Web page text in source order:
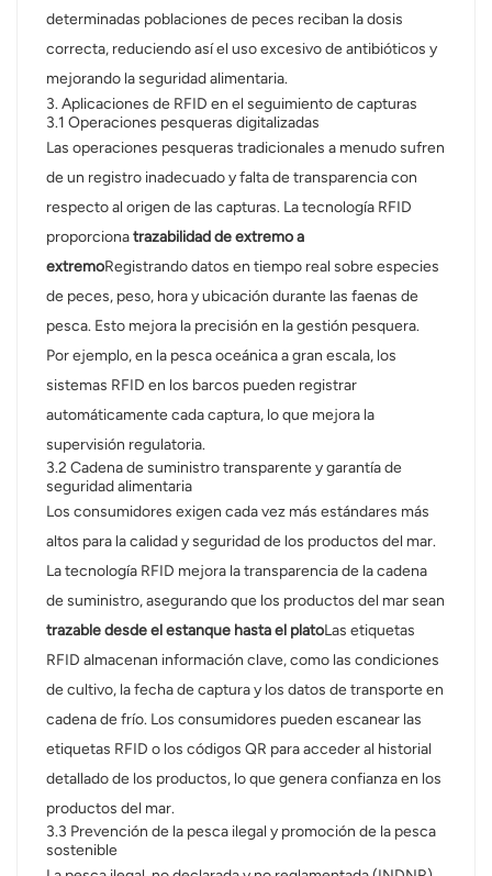
determinadas poblaciones de peces reciban la dosis
correcta, reduciendo así el uso excesivo de antibióticos y
mejorando la seguridad alimentaria.
3. Aplicaciones de RFID en el seguimiento de capturas
3.1 Operaciones pesqueras digitalizadas
Las operaciones pesqueras tradicionales a menudo sufren
de un registro inadecuado y falta de transparencia con
respecto al origen de las capturas. La tecnología RFID
proporcionatrazabilidad de extremo a
extremoRegistrando datos en tiempo real sobre especies
de peces, peso, hora y ubicación durante las faenas de
pesca. Esto mejora la precisión en la gestión pesquera.
Por ejemplo, en la pesca oceánica a gran escala, los
sistemas RFID en los barcos pueden registrar
automáticamente cada captura, lo que mejora la
supervisión regulatoria.
3.2 Cadena de suministro transparente y garantía de
seguridad alimentaria
Los consumidores exigen cada vez más estándares más
altos para la calidad y seguridad de los productos del mar.
La tecnología RFID mejora la transparencia de la cadena
de suministro, asegurando que los productos del mar sean
trazable desde el estanque hasta el platoLas etiquetas
RFID almacenan información clave, como las condiciones
de cultivo, la fecha de captura y los datos de transporte en
cadena de frío. Los consumidores pueden escanear las
etiquetas RFID o los códigos QR para acceder al historial
detallado de los productos, lo que genera confianza en los
productos del mar.
3.3 Prevención de la pesca ilegal y promoción de la pesca
sostenible